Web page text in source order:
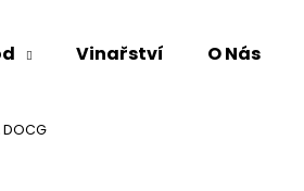
Vinařství O Nás
DOCG
Co potřebujete najít?